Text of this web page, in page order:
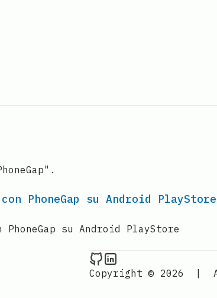
PhoneGap su Android PlayStore
su Android PlayStore
Raval.li on Github
Copyright © 2026
|